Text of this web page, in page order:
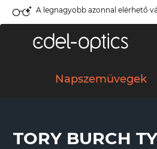
A legnagyobb azonnal elérhető
Napszemüvegek
TORY BURCH